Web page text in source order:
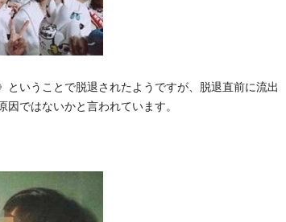
ということで脱退されたようですが、脱退直前に流出
因ではないかと言われています。